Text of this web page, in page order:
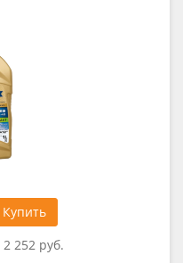
Купить
2 252 руб.